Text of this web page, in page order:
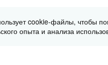
cookie-файлы, чтобы
опыта и анализа